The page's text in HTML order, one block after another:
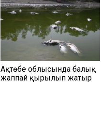
Ақтөбе облысында балық
жаппай қырылып жатыр